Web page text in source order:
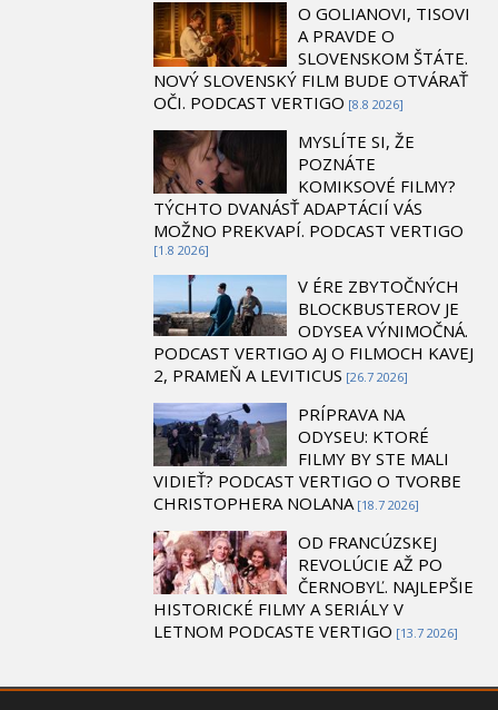
O GOLIANOVI, TISOVI
A PRAVDE O
SLOVENSKOM ŠTÁTE.
NOVÝ SLOVENSKÝ FILM BUDE OTVÁRAŤ
OČI. PODCAST VERTIGO [8.8 2026]
MYSLÍTE SI, ŽE
POZNÁTE
KOMIKSOVÉ FILMY?
TÝCHTO DVANÁSŤ ADAPTÁCIÍ VÁS
MOŽNO PREKVAPÍ. PODCAST VERTIGO
[1.8 2026]
V ÉRE ZBYTOČNÝCH
BLOCKBUSTEROV JE
ODYSEA VÝNIMOČNÁ.
PODCAST VERTIGO AJ O FILMOCH KAVEJ
2, PRAMEŇ A LEVITICUS [26.7 2026]
PRÍPRAVA NA
ODYSEU: KTORÉ
FILMY BY STE MALI
VIDIEŤ? PODCAST VERTIGO O TVORBE
CHRISTOPHERA NOLANA [18.7 2026]
OD FRANCÚZSKEJ
REVOLÚCIE AŽ PO
ČERNOBYĽ. NAJLEPŠIE
HISTORICKÉ FILMY A SERIÁLY V
LETNOM PODCASTE VERTIGO [13.7 2026]